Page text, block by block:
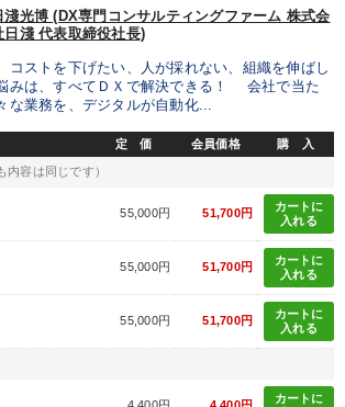
策 プロ経営者 ビジネスモデル
SNS活用
老舗企業 リピート
題 モノづくり 多角化・新規事業
キーワード」を更新いただけます。
淺光博 (DX専門コンサルティングファーム 株式会
日淺 代表取締役社長)
ストを下げたい、人が採れない、組織を伸ばし
みは、すべてＤＸで解決できる！ 会社で当た
な業務を、デジタルが自動化...
定 価 会員価格 購 入
内容は同じです）
55,000円 51,700円
カートに
入れる
55,000円 51,700円
カートに
入れる
55,000円 51,700円
カートに
入れる
カートに